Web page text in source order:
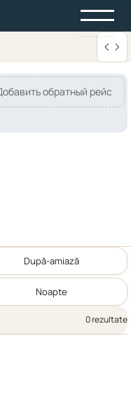
обратный рейс
După-amiază
Noapte
0 rezultate